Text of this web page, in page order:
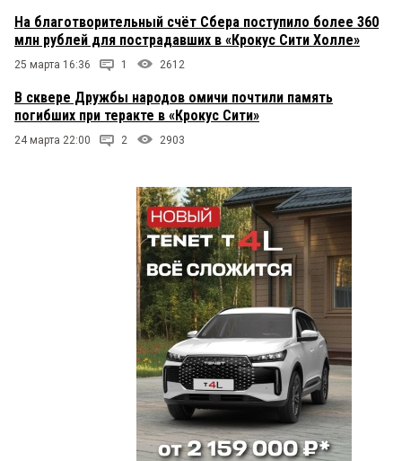
На благотворительный счёт Сбера поступило более 360
млн рублей для пострадавших в «Крокус Сити Холле»
25 марта 16:36 1 2612
В сквере Дружбы народов омичи почтили память
погибших при теракте в «Крокус Сити»
24 марта 22:00 2 2903